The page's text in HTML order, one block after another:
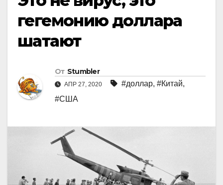
гегемонию доллара
шатают
От Stumbler
АПР 27, 2020 #доллар, #Китай,
#США